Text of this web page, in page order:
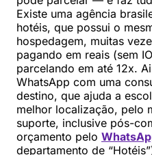
Existe uma agência
hotéis, que possui o
hospedagem, muitas
pagando em reais (sem
parcelando em até 12x.
WhatsApp com uma
destino, que ajuda a
melhor localização, pelo
suporte, inclusive pós-
orçamento pelo
departamento de